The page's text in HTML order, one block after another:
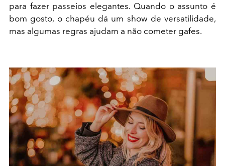
para fazer passeios elegantes. Quando o assunto é
bom gosto, o chapéu dá um show de versatilidade,
mas algumas regras ajudam a não cometer gafes.